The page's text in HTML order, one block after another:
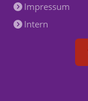
Impressum
Intern